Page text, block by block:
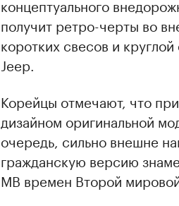
концептуального
получит ретро-черты во
коротких свесов и
Jeep.
Корейцы отмечают, что
дизайном оригинальной
очередь, сильно внешне
гражданскую версию
MB времен Второй